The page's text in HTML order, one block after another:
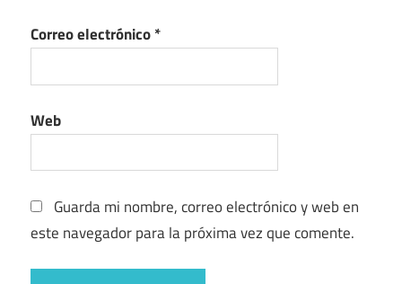
Correo electrónico*
Web
Guarda mi nombre, correo electrónico y web en
este navegador para la próxima vez que comente.